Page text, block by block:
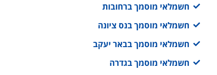
חשמלאי מוסמך ברחובות
חשמלאי מוסמך בנס ציונה
חשמלאי מוסמך בבאר יעקב
חשמלאי מוסמך בגדרה